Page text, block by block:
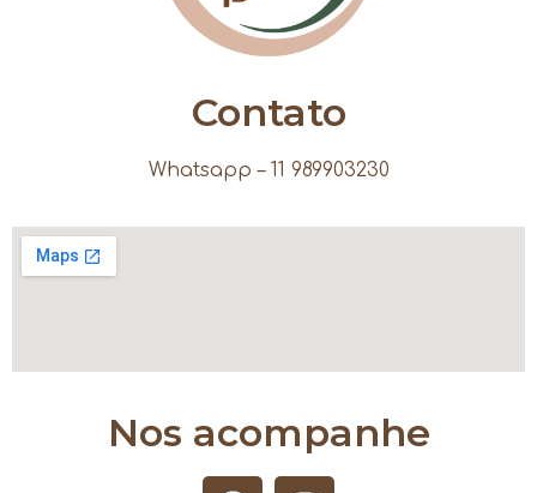
Contato
Whatsapp – 11 989903230
Nos acompanhe